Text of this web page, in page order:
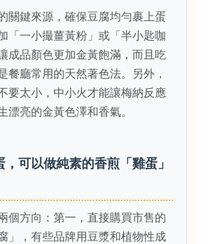
關鍵來源，確保豆腐均勻裹上蛋
「一小撮薑黃粉」或「半小匙咖
成品顏色更加金黃飽滿，而且吃
餐廳常用的天然著色法。另外，
要太小，中小火才能讓梅納反應
漂亮的金黃色澤和香氣。
可以做純素的香煎「雞蛋」
個方向：第一，直接購買市售的
」，有些品牌用豆漿和植物性成